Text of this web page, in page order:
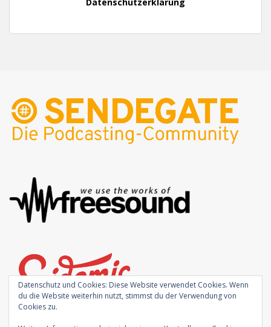
Datenschutz und Cookies: Diese Website verwendet Cookies. Wenn
du die Website weiterhin nutzt, stimmst du der Verwendung von
Cookies zu.